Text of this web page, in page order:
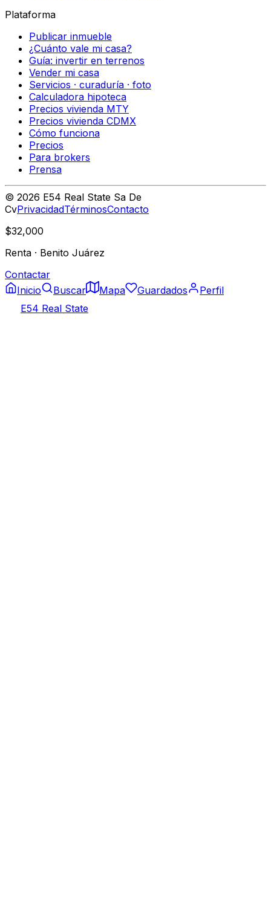
Plataforma
Publicar inmueble
¿Cuánto vale mi casa?
Guía: invertir en terrenos
Vender mi casa
Servicios · curaduría · foto
Calculadora hipoteca
Precios vivienda MTY
Precios vivienda CDMX
Cómo funciona
Precios
Para brokers
Prensa
© 2026 E54 Real State Sa De
CvPrivacidadTérminosContacto
$32,000
Renta · Benito Juárez
Contactar
Inicio
Buscar Mapa Guardados
Perfil
E54 Real State